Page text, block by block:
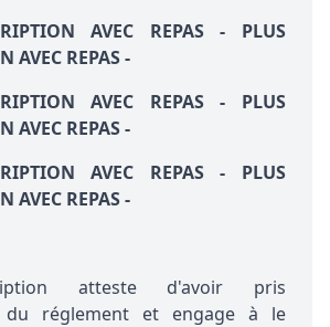
AVEC REPAS - PLUS
AVEC REPAS -
AVEC REPAS - PLUS
AVEC REPAS -
AVEC REPAS - PLUS
AVEC REPAS -
atteste d'avoir pris
du réglement et engage à le